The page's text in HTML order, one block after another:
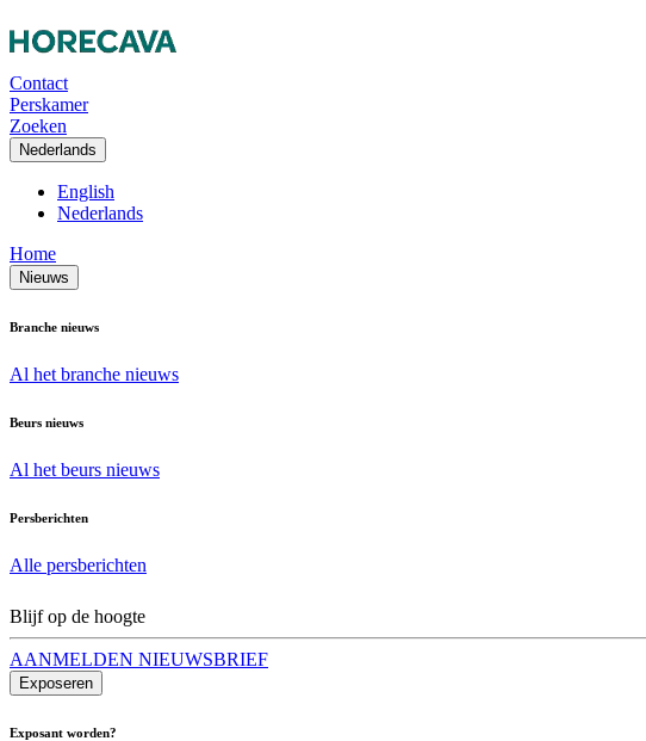
Contact
Perskamer
Zoeken
Nederlands
English
Nederlands
Home
Nieuws
Branche nieuws
Al het branche nieuws
Beurs nieuws
Al het beurs nieuws
Persberichten
Alle persberichten
Blijf op de hoogte
AANMELDEN NIEUWSBRIEF
Exposeren
Exposant worden?